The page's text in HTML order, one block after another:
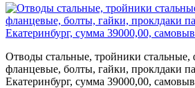
Отводы стальные, тройники стальные,
фланцевые, болты, гайки, проклдаки
Екатеринбург, сумма 39000,00,